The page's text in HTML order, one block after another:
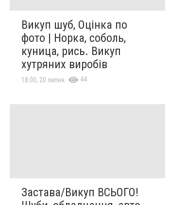
Викуп шуб, Оцінка по
фото | Норка, соболь,
куница, рись. Викуп
хутряних виробів
18:00, 20 липня 44
Застава/Викуп ВСЬОГО!